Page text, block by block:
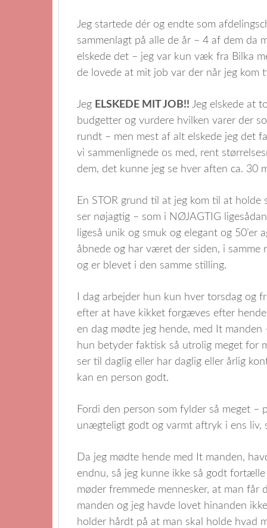
Jeg startede dér og endte som
sammenlagt på alle de år – 4 af dem da
elskede det – jeg var kun væk fra Bilka
de lovede at mit job var der når jeg kom
Jeg ELSKEDE MIT JOB!! Jeg elskede at
budgetter og vurdere hvilken varer der
rundt – men mest af alt elskede jeg det
vi sammenlignede os med, rent
dem, det kunne jeg se hver aften ca. 30
En STOR grund til at jeg kom til at
ser nøjagtig – som i NØJAGTIG
ligeså unik og smuk og elegant og
åbnede og har været der siden, i
og er blevet i den samme stilling.
I dag arbejder hun kun hver torsdag og
efter at have kikket forgæves efter
en dag mødte jeg hende, med It
hun betyder faktisk så utrolig meget for
ser til daglig eller har daglig eller årlig
kan en person godt.
Fordi den person som fylder så meget –
unægteligt godt og varmt aftryk i ens liv,
Da jeg mødte hende med It manden,
endnu, så jeg kunne ikke så godt
møder fremmede mennesker, at man
manden og jeg havde lovet hinanden
holder hårdt på at man skal holde hvad